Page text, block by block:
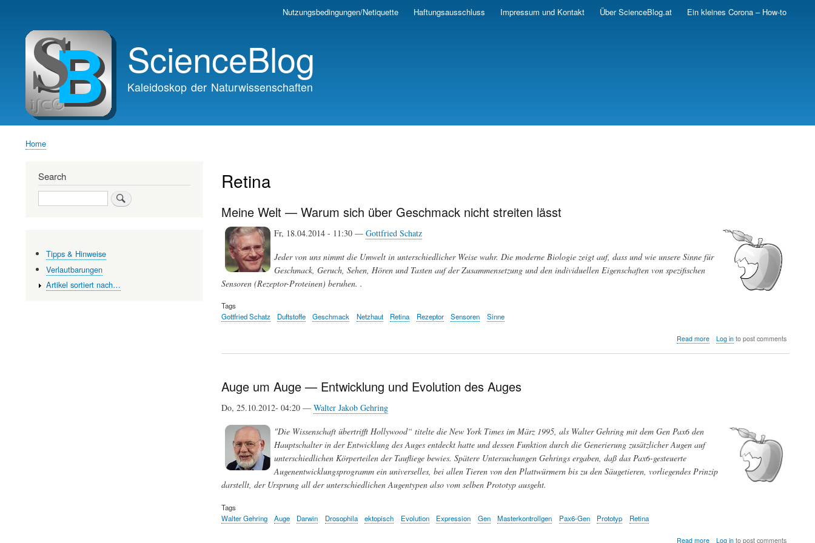
Skip
navigation
Nutzungsbedingungen/Netiquette Haftungsausschluss Impressum und Kontakt Über ScienceBlog.at Ein kleines Corona – How-to
ScienceBlog
Kaleidoskop der Naturwissenschaften
Home
Retina
Meine Welt — Warum sich über Geschmack nicht streiten lässt
Fr, 18.04.2014 - 11:30 — Gottfried Schatz
Jeder von uns nimmt die Umwelt in unterschiedlicher Weise wahr. Die moderne Biologie zeigt auf, dass und wie unsere Sinne für
Geschmack, Geruch, Sehen, Hören und Tasten auf der Zusammensetzung und den individuellen Eigenschaften von spezifischen
Sensoren (Rezeptor-Proteinen) beruhen. .
Tags
Gottfried Schatz
Duftstoffe Geschmack Netzhaut Retina Rezeptor Sensoren Sinne
Read moreabout
streiten
Log into post comments
Auge um Auge — Entwicklung und Evolution des Auges
Do, 25.10.2012- 04:20 — Walter Jakob Gehring
"Die Wissenschaft übertrifft Hollywood“ titelte die New York Times im März 1995, als Walter Gehring mit dem Gen Pax6 den
Hauptschalter in der Entwicklung des Auges entdeckt hatte und dessen Funktion durch die Generierung zusätzlicher Augen auf
unterschiedlichen Körperteilen der Taufliege bewies. Spätere Untersuchungen Gehrings ergaben, daß das Pax6-gesteuerte
Augenentwicklungsprogramm ein universelles, bei allen Tieren von den Plattwürmern bis zu den Säugetieren, vorliegendes Prinzip
darstellt, der Ursprung all der unterschiedlichen Augentypen also vom selben Prototyp ausgeht.
Tags
Walter Gehring
Auge Darwin Drosophila ektopisch Evolution Expression Gen Masterkontrollgen Pax6-Gen Prototyp Retina
Read moreabout
Log into post comments
Search
Search
Tipps & Hinweise
Verlautbarungen
Artikel sortiert nach…